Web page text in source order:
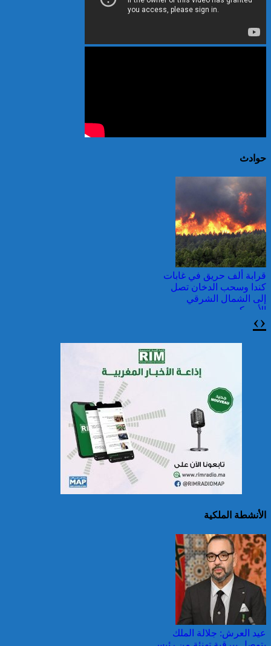
حوادث
قرابة ألف حريق في غابات
كندا وسحب الدخان تصل
إلى الشمال الشرقي
الأمريكي
حرائق الغابات : الاتحاد
الأوروبي يعبئ إمكانياته
لدعم فرنسا والبرتغال
25 قتيلا و2823 جريحا
حصيلة حوادث السير
بالمناطق الحضرية خلال
الأسبوع المنصرم
‹
›
الأنشطة الملكية
عيد العرش: جلالة الملك